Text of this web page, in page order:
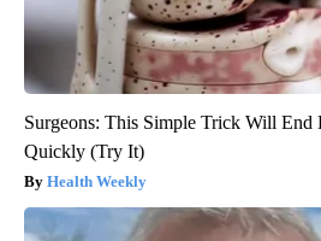
Surgeons: This Simple Trick Will
Quickly (Try It)
Health Weekly